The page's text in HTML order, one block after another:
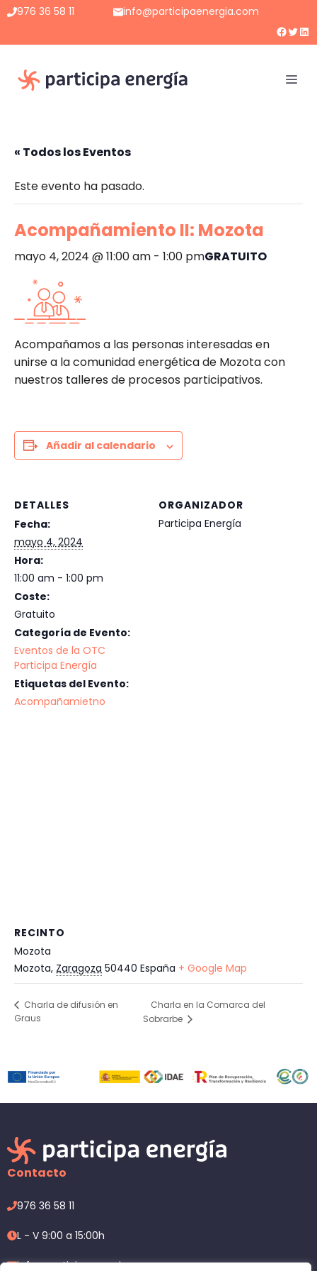
Saltar
contenido
976 36 58 11 info@participaenergia.com
« Todos los Eventos
Este evento ha pasado.
Acompañamiento II: Mozota
mayo 4, 2024 @ 11:00 am - 1:00 pmGRATUITO
Acompañamos a las personas interesadas en
unirse a la comunidad energética de Mozota con
nuestros talleres de procesos participativos.
Añadir al calendario
DETALLES
Fecha:
mayo 4, 2024
Hora:
11:00 am - 1:00 pm
Coste:
Gratuito
Categoría de Evento:
Eventos de la OTC
Participa Energía
Etiquetas del Evento:
Acompañamietno
ORGANIZADOR
Participa Energía
RECINTO
Mozota
Mozota, Zaragoza 50440 España + Google Map
Charla de difusión en
Graus
Charla en la Comarca del
Sobrarbe
Contacto
976 36 58 11
L - V 9:00 a 15:00h
info@participaenergia.com